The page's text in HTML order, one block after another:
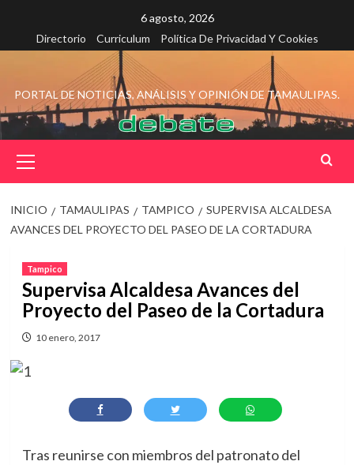
contenido
6 agosto, 2026
Directorio
Curriculum Política De Privacidad Y Cookies
PORTAL DE NOTICIAS, ANÁLISIS Y OPINIÓN DE TAMAULIPAS.
principal
INICIO TAMAULIPAS TAMPICO
SUPERVISA ALCALDESA
AVANCES DEL PROYECTO DEL PASEO DE LA CORTADURA
Tampico
Supervisa Alcaldesa Avances del
Proyecto del Paseo de la Cortadura
10 enero, 2017
Tras reunirse con miembros del patronato del